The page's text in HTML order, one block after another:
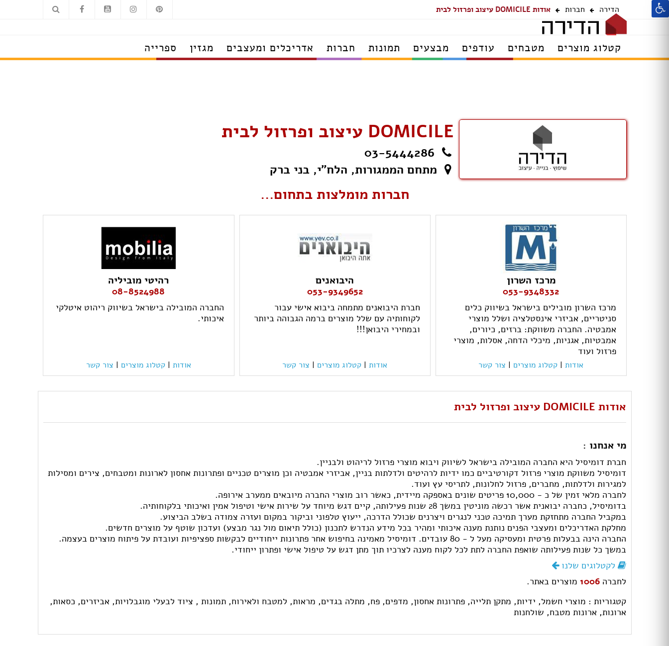
הדירה חברות אודות DOMICILE עיצוב ופרזול לבית
קטלוג מוצרים מטבחים עודפים מבצעים תמונות חברות אדריכלים ומעצבים מגזין ספרייה
DOMICILE עיצוב ופרזול לבית
03-5444286
מתחם הממגורות, הלח"י, בני ברק
חברות מומלצות בתחום...
מרכז השרון
053-9348332
מרכז השרון מובילים בישראל בשיווק כלים
סניטריים, אביזרי אינסטלציה ושלל מוצרי
אמבטיה. החברה משווקת: ברזים, כיורים,
אמבטיות, אגניות, מיכלי הדחה, אסלות, מוצרי
פרזול ועוד
אודות | קטלוג מוצרים | צור קשר
היבואנים
053-9349652
חברת היבואנים מתמחה ביבוא אישי עבור
לקוחותיה עם שלל מוצרים ברמה הגבוהה ביותר
ובמחירי היבואן!!!
אודות | קטלוג מוצרים | צור קשר
רהיטי מוביליה
08-8524988
החברה המובילה בישראל בשיווק ריהוט איטלקי
איכותי.
אודות | קטלוג מוצרים | צור קשר
אודות DOMICILE עיצוב ופרזול לבית
מי אנחנו :
חברת דומיסיל היא החברה המובילה בישראל לשיווק ויבוא מוצרי פרזול לריהוט ולבניין.
דומיסיל משווקת מוצרי פרזול דקורטיביים כמו ידיות לרהיטים ולדלתות בניין, אביזרי אמבטיה וכן מוצרים טכניים ופתרונות אחסון לארונות ומטבחים, צירים ומסילות
למגירות ולדלתות, מחברים, פרזול לחלונות, לתריסי עץ ועוד.
לחברה מלאי זמין של כ - 10,000 פריטים שונים באספקה מיידית, כאשר רוב מוצרי החברה מיובאים ממערב אירופה.
בדומיסיל, כחברה יבואנית אשר רכשה מוניטין במשך 28 שנות פעילותה, קיים דגש מיוחד על שירות אישי וטיפול אמין ואיכותי בלקוחותיה.
במקביל החברה מתחזקת מערך תמיכה טכני לנגרים ויצרנים שכולל הדרכה, ייעוץ טלפוני וביקור במקום ועזרה צמודה בשלב הביצוע.
מחלקת האדריכלים ומעצבי הפנים נותנת מענה איכותי ומהיר בכל מידע הנדרש לתכנון (כולל תיאום מול נגר מבצע) ועדכון שוטף על מוצרים חדשים.
החברה הינה בבעלות פרטית ומעסיקה מעל ל - 80 עובדים. דומיסיל מאמינה בחיפוש אחר פתרונות ייחודיים לבקשות ספציפיות ועובדת על פיתוח מוצרים בעצמה.
במשך כל שנות פעילותה שואפת החברה לתת לכל לקוח מענה לצרכיו תוך מתן דגש על טיפול אישי ופתרון ייחודי.
לקטלוגים שלנו
לחברה1006 מוצרים באתר.
קטגוריות : מוצרי חשמל, ידיות, מתקן תלייה, פתרונות אחסון, מדפים, פח, מתלה בגדים, מראות, למטבח ולאירוח, תמונות , ציוד לבעלי מוגבלויות, אביזרים, כסאות,
ארונות, ארונות מטבח, שולחנות